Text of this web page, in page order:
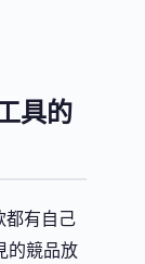
具的
都有自己
的競品放